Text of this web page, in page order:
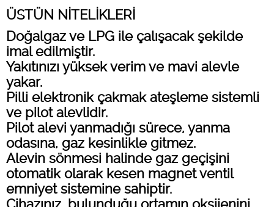
ÜSTÜN NİTELİKLERİ
Doğalgaz ve LPG ile çalışacak şekilde
imal edilmiştir.
Yakıtınızı yüksek verim ve mavi alevle
yakar.
Pilli elektronik çakmak ateşleme sistemli
ve pilot alevlidir.
Pilot alevi yanmadığı sürece, yanma
odasına, gaz kesinlikle gitmez.
Alevin sönmesi halinde gaz geçişini
otomatik olarak kesen magnet ventil
emniyet sistemine sahiptir.
Cihazınız, bulunduğu ortamın oksijenini